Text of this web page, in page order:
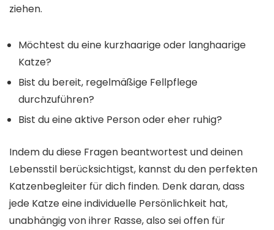
ziehen.
Möchtest du eine kurzhaarige oder langhaarige
Katze?
Bist du bereit, regelmäßige Fellpflege
durchzuführen?
Bist du eine aktive Person oder eher ruhig?
Indem du diese Fragen beantwortest und deinen
Lebensstil berücksichtigst, kannst du den perfekten
Katzenbegleiter für dich finden. Denk daran, dass
jede Katze eine individuelle Persönlichkeit hat,
unabhängig von ihrer Rasse, also sei offen für